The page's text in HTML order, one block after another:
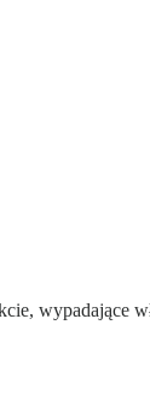
wypadające